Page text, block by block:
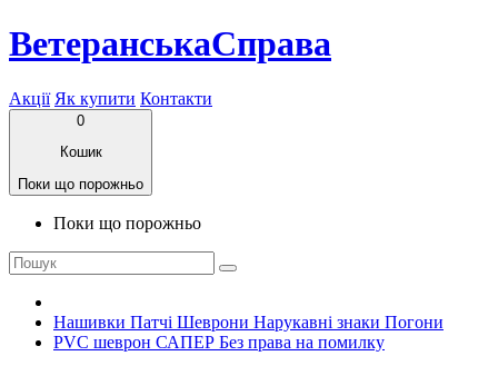
ВетеранськаСправа
Акції Як купити Контакти
0
Кошик
Поки що порожньо
Поки що порожньо
Нашивки Патчі Шеврони Нарукавні знаки Погони
PVC шеврон САПЕР Без права на помилку